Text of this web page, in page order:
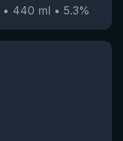
• 440 ml • 5.3%